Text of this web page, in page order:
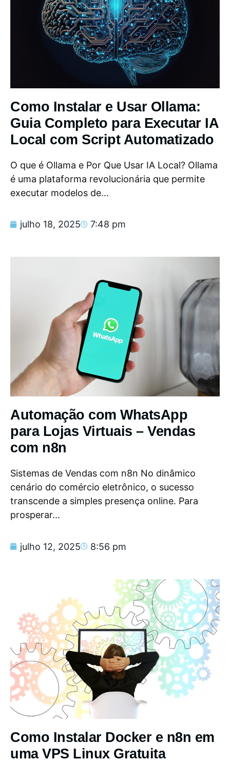
Como Instalar e Usar Ollama:
Guia Completo para Executar IA
Local com Script Automatizado
O que é Ollama e Por Que Usar IA Local? Ollama
é uma plataforma revolucionária que permite
executar modelos de...
julho 18, 2025 7:48 pm
Automação com WhatsApp
para Lojas Virtuais – Vendas
com n8n
Sistemas de Vendas com n8n No dinâmico
cenário do comércio eletrônico, o sucesso
transcende a simples presença online. Para
prosperar...
julho 12, 2025 8:56 pm
Como Instalar Docker e n8n em
uma VPS Linux Gratuita